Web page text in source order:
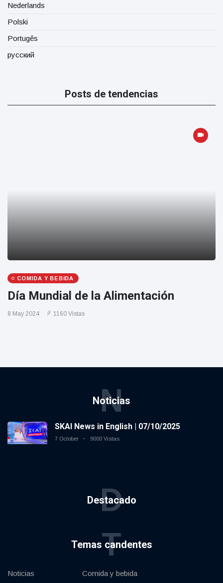
Nederlands
Polski
Portugês
русский
Posts de tendencias
COMIDA Y BEBIDA
Día Mundial de la Alimentación
8 May 2024 1160 Vistas
Noticias
N
SKAI News in English | 07/10/2025
7 October 9000 Vistas
Destacado
D
Temas candentes
T
Noticias Comida y bebida